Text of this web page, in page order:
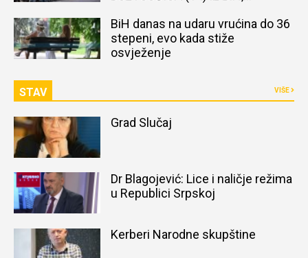
BiH danas na udaru vrućina do 36
stepeni, evo kada stiže
osvježenje
STAV VIŠE
Grad Slučaj
Dr Blagojević: Lice i naličje režima
u Republici Srpskoj
Kerberi Narodne skupštine